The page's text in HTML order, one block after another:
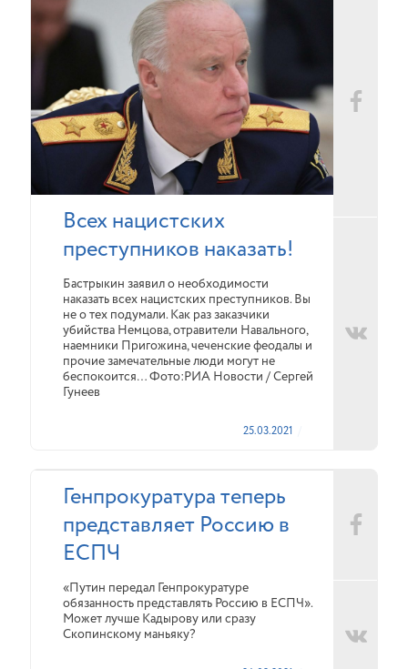
Всех нацистских
преступников наказать!
Бастрыкин заявил о необходимости
наказать всех нацистских преступников. Вы
не о тех подумали. Как раз заказчики
убийства Немцова, отравители Навального,
наемники Пригожина, чеченские феодалы и
прочие замечательные люди могут не
беспокоится… Фото:РИА Новости / Сергей
Гунеев
25.03.2021
Генпрокуратура теперь
представляет Россию в
ЕСПЧ
«Путин передал Генпрокуратуре
обязанность представлять Россию в ЕСПЧ».
Может лучше Кадырову или сразу
Скопинскому маньяку?